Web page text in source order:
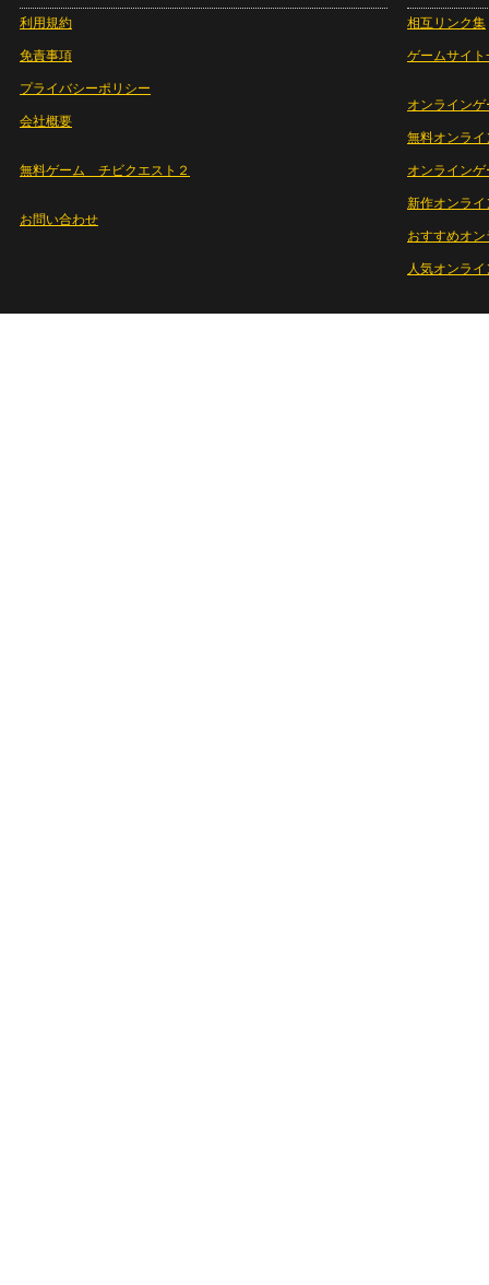
利用規約
免責事項
プライバシーポリシー
会社概要
無料ゲーム チビクエスト２
お問い合わせ
相互リンク集
ゲームサイト
オンラインゲ
無料オンライ
オンライン
新作オンライ
おすすめオ
人気オンラ